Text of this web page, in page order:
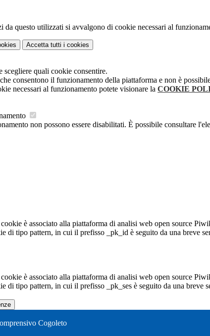
da questo utilizzati si avvalgono di cookie necessari al
Accetta tutti i cookies
scegliere quali cookie consentire.
consentono il funzionamento della piattaforma e non è
necessari al funzionamento potete visionare la COOKIE
non possono essere disabilitati. È possibile consultare
è associato alla piattaforma di analisi web open source
di tipo pattern, in cui il prefisso _pk_id è seguito da una breve
è associato alla piattaforma di analisi web open source
di tipo pattern, in cui il prefisso _pk_ses è seguito da una
Cogoleto